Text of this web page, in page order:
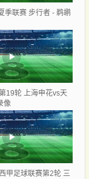
季联赛 步行者 - 鹈鹕
19轮 上海申花vs天
像
甲足球联赛第2轮 三